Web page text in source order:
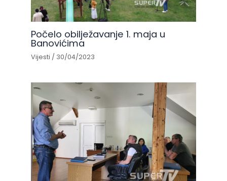
Počelo obilježavanje 1. maja u
Banovićima
Vijesti / 30/04/2023